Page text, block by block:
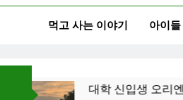
먹고 사는 이야기 아이
대학 신입생 오리엔테이션